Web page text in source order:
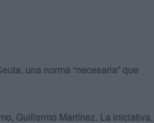
una norma “necesaria” que
Guillermo Martínez. La iniciativa,